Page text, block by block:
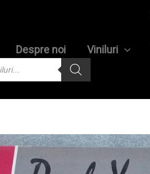
Despre noi Viniluri